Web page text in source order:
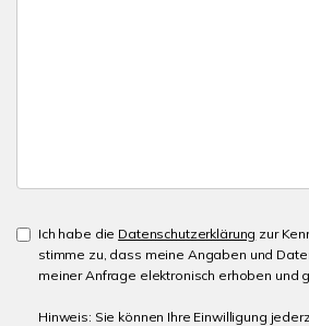
Ich habe die Datenschutzerklärung zur
stimme zu, dass meine Angaben und
meiner Anfrage elektronisch erhoben und
Hinweis: Sie können Ihre Einwilligung